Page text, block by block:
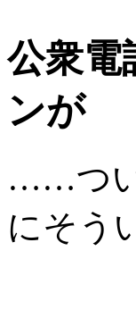
公衆電
ンが
……つい
にそう